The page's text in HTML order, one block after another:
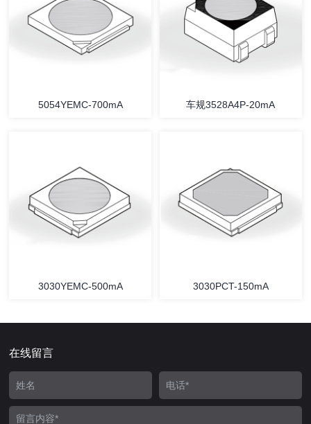
5054YEMC-700mA 车规3528A4P-20mA
3030YEMC-500mA 3030PCT-150mA
在线留言